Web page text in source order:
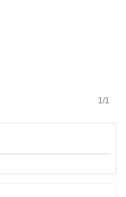
1 /1